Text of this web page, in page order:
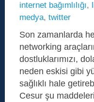
internet bağımlılığı,
medya, twitter
Son zamanlarda
networking
dostluklarımızı,
neden eskisi gibi
sağlıklı hale
Cesur şu